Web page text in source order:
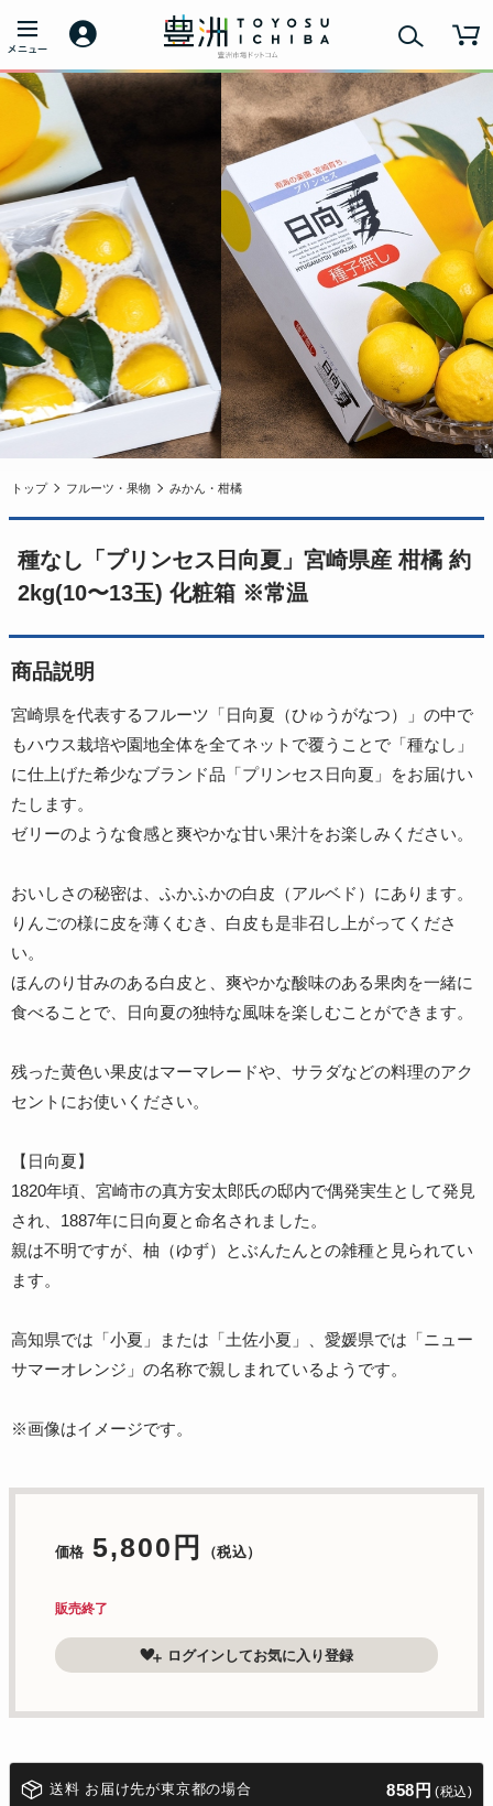
トップ フルーツ・果物 みかん・柑橘
種なし「プリンセス日向夏」宮崎県産 柑橘 約
2kg(10〜13玉) 化粧箱 ※常温
商品説明
宮崎県を代表するフルーツ「日向夏（ひゅうがなつ）」の中で
もハウス栽培や園地全体を全てネットで覆うことで「種なし」
に仕上げた希少なブランド品「プリンセス日向夏」をお届けい
たします。
ゼリーのような食感と爽やかな甘い果汁をお楽しみください。
おいしさの秘密は、ふかふかの白皮（アルベド）にあります。
りんごの様に皮を薄くむき、白皮も是非召し上がってくださ
い。
ほんのり甘みのある白皮と、爽やかな酸味のある果肉を一緒に
食べることで、日向夏の独特な風味を楽しむことができます。
残った黄色い果皮はマーマレードや、サラダなどの料理のアク
セントにお使いください。
【日向夏】
1820年頃、宮崎市の真方安太郎氏の邸内で偶発実生として発見
され、1887年に日向夏と命名されました。
親は不明ですが、柚（ゆず）とぶんたんとの雑種と見られてい
ます。
高知県では「小夏」または「土佐小夏」、愛媛県では「ニュー
サマーオレンジ」の名称で親しまれているようです。
※画像はイメージです。
価格 5,800円 （税込）
販売終了
ログインしてお気に入り登録
送料 お届け先が東京都の場合 858円 (税込)